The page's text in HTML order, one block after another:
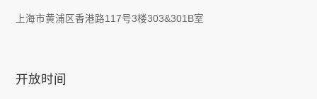
上海市黄浦区香港路117号3楼303&301B室
开放时间